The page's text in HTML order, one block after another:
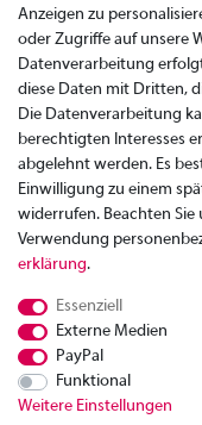
Zahlung
Rücksendung
Datenschutzerklärung
AGB
Anzeigen zu
oder Zugriffe auf unsere
Datenverarbeitung
diese Daten mit Dritten,
Die Datenverarbeitung
berechtigten Interesses
abgelehnt werden. Es
Einwilligung zu einem
widerrufen. Beachten Sie
Verwendung
erklärung.
Essenziell
Externe Medien
PayPal
Funktional
Weitere Einstellungen